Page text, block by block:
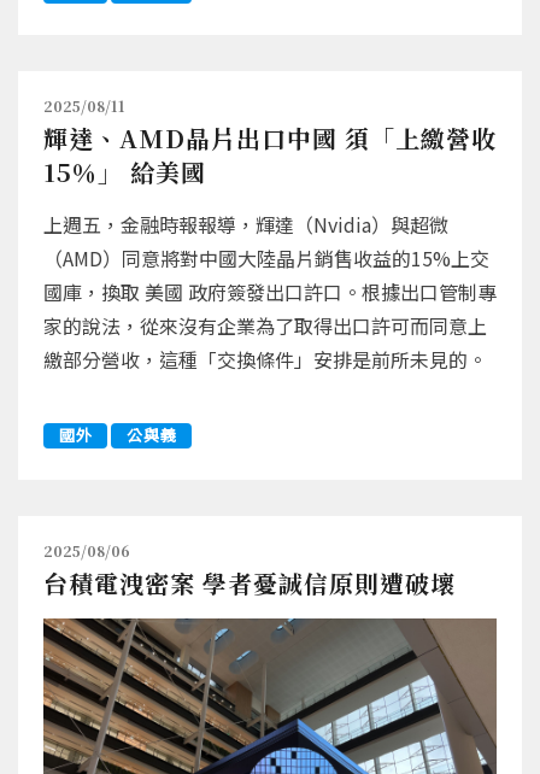
2025/08/11
輝達、AMD晶片出口中國 須「上繳營收
15％」 給美國
上週五，金融時報報導，輝達（Nvidia）與超微
（AMD）同意將對中國大陸晶片銷售收益的15%上交
國庫，換取 美國 政府簽發出口許口。根據出口管制專
家的說法，從來沒有企業為了取得出口許可而同意上
繳部分營收，這種「交換條件」安排是前所未見的。
國外 公與義
2025/08/06
台積電洩密案 學者憂誠信原則遭破壞